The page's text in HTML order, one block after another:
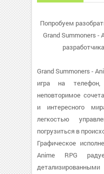
Попробуем
Grand Summoners -
Grand Summoners -
игра на телефон,
неповторимое
и интересного
легкостью
погрузиться в
Графическое
Anime RPG